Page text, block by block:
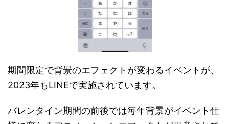
期間限定で背景のエフェクトが変わるイベントが、
2023年もLINEで実施されています。
バレンタイン期間の前後では毎年背景がイベント仕